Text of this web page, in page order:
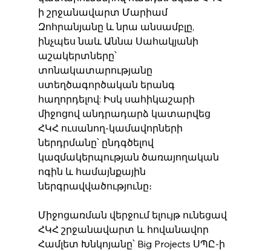
ի շրջանավարտ Մարիամ
Զոհրանյանը և նրա անսամբլը,
ինչպես նաև Աննա Սահակյանի
աշակերտները՝
տոնակատարությանը
ստեղծագործական երանգ
հաղորդելով: Իսկ սահիկաշարի
միջոցով անդրադարձ կատարվեց
ՀԿՀ ուսանող-կամավորների
ներդրմանը՝ ընդգծելով
կազմակերպության ծառայողական
ոգին և համայնքային
ներգրավվածությունը։
Միջոցառման վերջում ելույթ ունեցավ
ՀԿՀ շրջանավարտ և հովանավոր
Համլետ Խնկոյանը՝ Big Projects ՍՊԸ-ի